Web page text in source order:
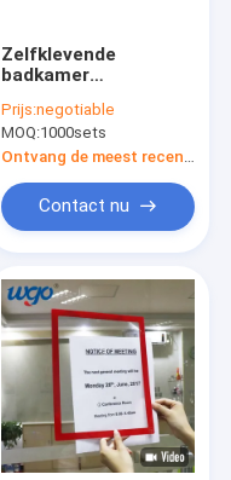
Zelfklevende
badkamer
Prijs:negotiable
MOQ:1000sets
Contact nu